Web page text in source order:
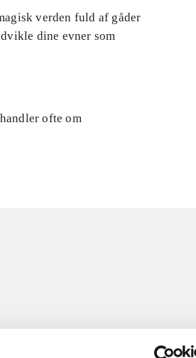
verden fuld af gåder
dine evner som
handler ofte om